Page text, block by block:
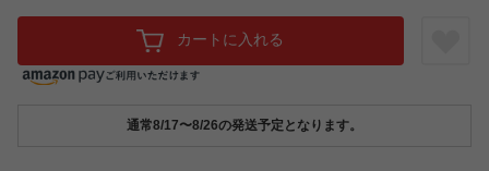
カートに入れる
通常8/17〜8/26の発送予定となります。